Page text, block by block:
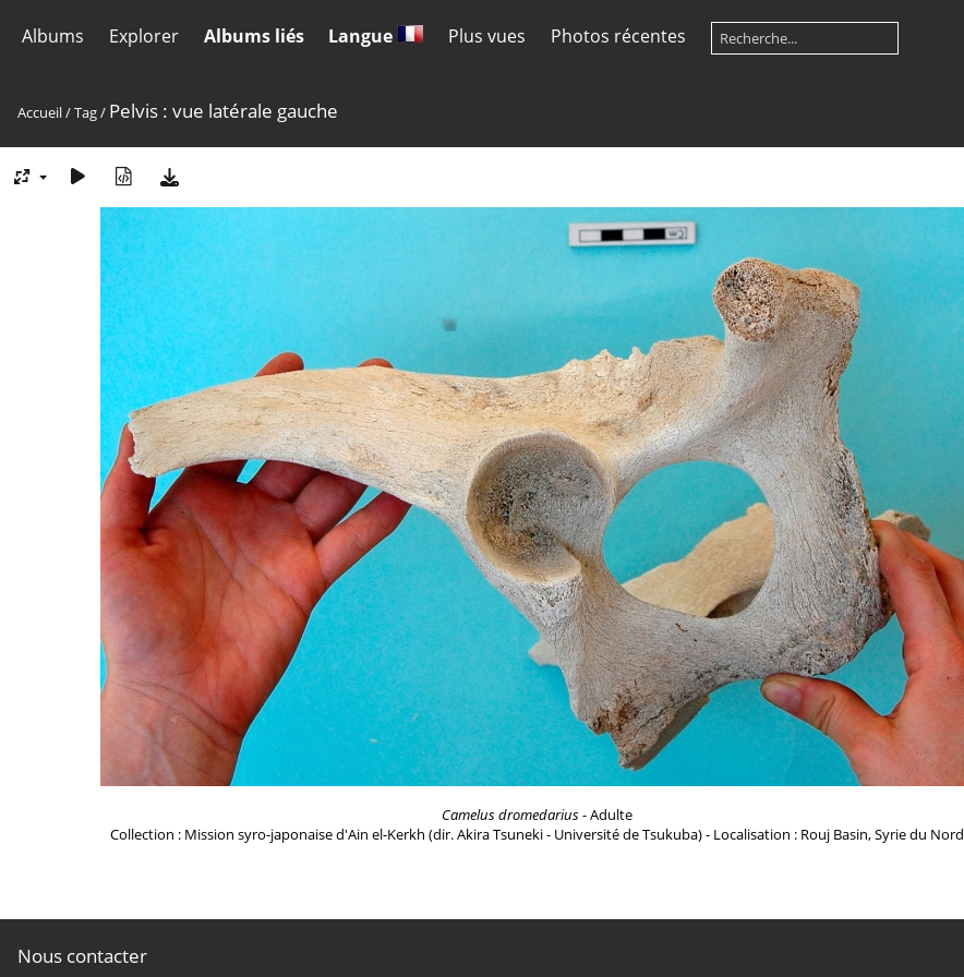
Albums Explorer Albums liés Langue Plus vues Photos récentes
Accueil/Tag/ Pelvis : vue latérale gauche
Camelus dromedarius- Adulte
Collection : Mission syro-japonaise d'Ain el-Kerkh (dir. Akira Tsuneki - Université de Tsukuba) - Localisation : Rouj Basin, Syrie du Nord
Nous contacter